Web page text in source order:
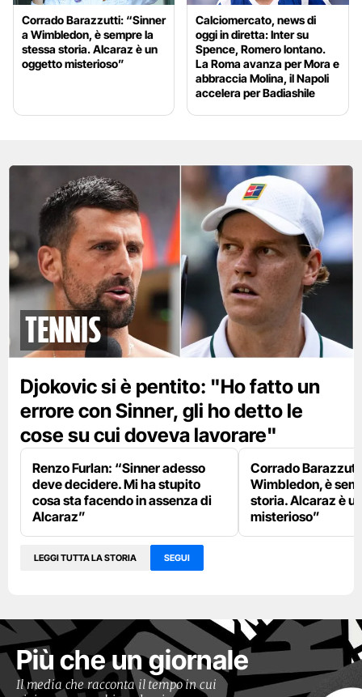
Corrado Barazzutti: “Sinner
a Wimbledon, è sempre la
stessa storia. Alcaraz è un
oggetto misterioso”
Calciomercato, news di
oggi in diretta: Inter su
Spence, Romero lontano.
La Roma avanza per Mora e
abbraccia Molina, il Napoli
accelera per Badiashile
tennis
Djokovic si è pentito: "Ho fatto un
errore con Sinner, gli ho detto le
cose su cui doveva lavorare"
Renzo Furlan: “Sinner adesso
deve decidere. Mi ha stupito
cosa sta facendo in assenza di
Alcaraz”
Corrado
Wimbledon, è
storia. Alcaraz è
misterioso”
LEGGI TUTTA LA STORIA SEGUI
Più che un giornale
Il media che racconta il tempo in cui